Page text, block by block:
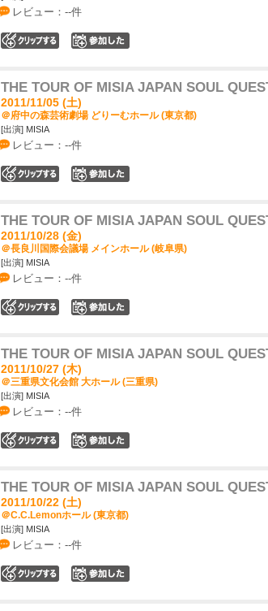
レビュー：--件
THE TOUR OF MISIA JAPAN SOUL
2011/11/05 (土)
＠府中の森芸術劇場 どりーむホール (東京都)
[出演] MISIA
レビュー：--件
THE TOUR OF MISIA JAPAN SOUL
2011/10/28 (金)
＠長良川国際会議場 メインホール (岐阜県)
[出演] MISIA
レビュー：--件
THE TOUR OF MISIA JAPAN SOUL
2011/10/27 (木)
＠三重県文化会館 大ホール (三重県)
[出演] MISIA
レビュー：--件
THE TOUR OF MISIA JAPAN SOUL
2011/10/22 (土)
＠C.C.Lemonホール (東京都)
[出演] MISIA
レビュー：--件